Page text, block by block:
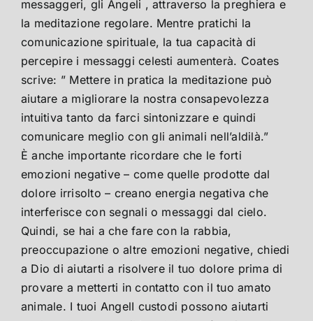
messaggeri, gli Angeli , attraverso la preghiera e
la meditazione regolare. Mentre pratichi la
comunicazione spirituale, la tua capacità di
percepire i messaggi celesti aumenterà. Coates
scrive: ” Mettere in pratica la meditazione può
aiutare a migliorare la nostra consapevolezza
intuitiva tanto da farci sintonizzare e quindi
comunicare meglio con gli animali nell’aldilà.”
È anche importante ricordare che le forti
emozioni negative – come quelle prodotte dal
dolore irrisolto – creano energia negativa che
interferisce con segnali o messaggi dal cielo.
Quindi, se hai a che fare con la rabbia,
preoccupazione o altre emozioni negative, chiedi
a Dio di aiutarti a risolvere il tuo dolore prima di
provare a metterti in contatto con il tuo amato
animale. I tuoi AngelI custodi possono aiutarti